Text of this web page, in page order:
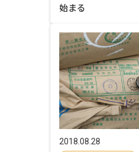
始まる
2018.08.28